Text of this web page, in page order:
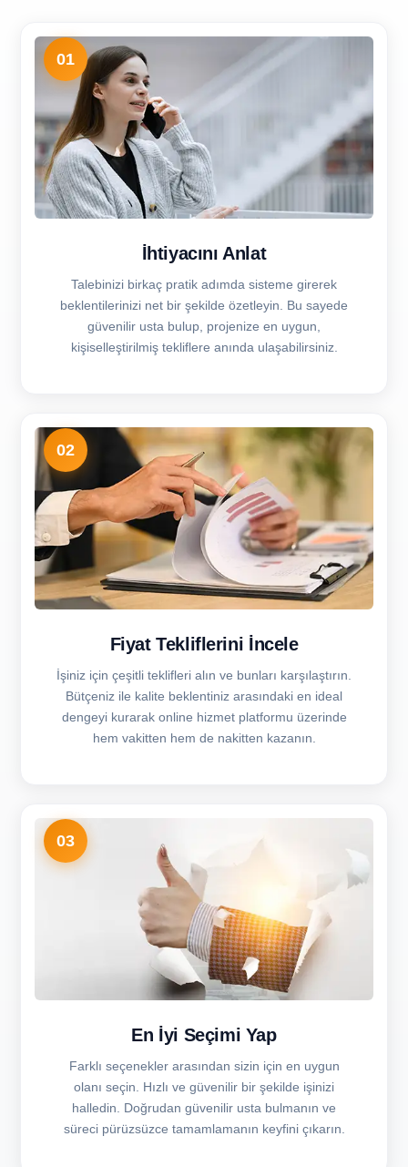
01
İhtiyacını Anlat
Talebinizi birkaç pratik adımda sisteme girerek
beklentilerinizi net bir şekilde özetleyin. Bu sayede
güvenilir usta bulup, projenize en uygun,
kişiselleştirilmiş tekliflere anında ulaşabilirsiniz.
02
Fiyat Tekliflerini İncele
İşiniz için çeşitli teklifleri alın ve bunları karşılaştırın.
Bütçeniz ile kalite beklentiniz arasındaki en ideal
dengeyi kurarak online hizmet platformu üzerinde
hem vakitten hem de nakitten kazanın.
03
En İyi Seçimi Yap
Farklı seçenekler arasından sizin için en uygun
olanı seçin. Hızlı ve güvenilir bir şekilde işinizi
halledin. Doğrudan güvenilir usta bulmanın ve
süreci pürüzsüzce tamamlamanın keyfini çıkarın.